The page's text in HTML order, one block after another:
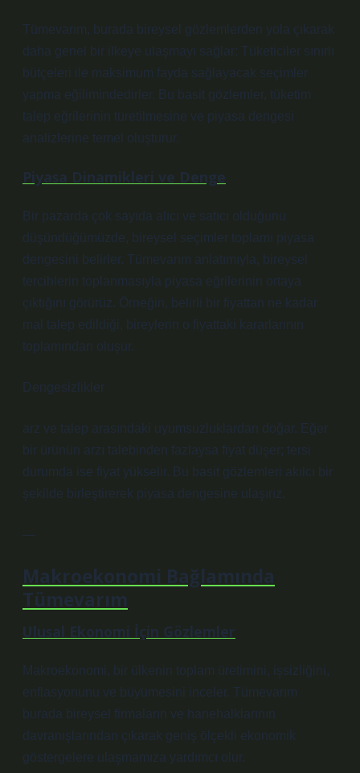
Tümevarım, burada bireysel gözlemlerden yola çıkarak
daha genel bir ilkeye ulaşmayı sağlar: Tüketiciler sınırlı
bütçeleri ile maksimum fayda sağlayacak seçimler
yapma eğilimindedirler. Bu basit gözlemler, tüketim
talep eğrilerinin türetilmesine ve piyasa dengesi
analizlerine temel oluşturur.
Piyasa Dinamikleri ve Denge
Bir pazarda çok sayıda alıcı ve satıcı olduğunu
düşündüğümüzde, bireysel seçimler toplamı piyasa
dengesini belirler. Tümevarım anlatımıyla, bireysel
tercihlerin toplanmasıyla piyasa eğrilerinin ortaya
çıktığını görürüz. Örneğin, belirli bir fiyattan ne kadar
mal talep edildiği, bireylerin o fiyattaki kararlarının
toplamından oluşur.
Dengesizlikler
arz ve talep arasındaki uyumsuzluklardan doğar. Eğer
bir ürünün arzı talebinden fazlaysa fiyat düşer; tersi
durumda ise fiyat yükselir. Bu basit gözlemleri akılcı bir
şekilde birleştirerek piyasa dengesine ulaşırız.
—
Makroekonomi Bağlamında
Tümevarım
Ulusal Ekonomi İçin Gözlemler
Makroekonomi, bir ülkenin toplam üretimini, işsizliğini,
enflasyonunu ve büyümesini inceler. Tümevarım
burada bireysel firmaların ve hanehalklarının
davranışlarından çıkarak geniş ölçekli ekonomik
göstergelere ulaşmamıza yardımcı olur.